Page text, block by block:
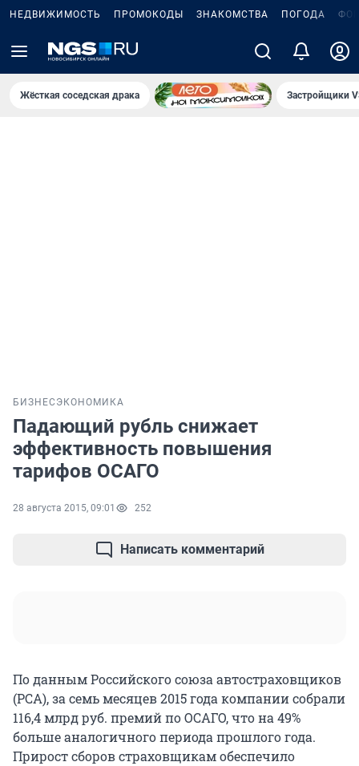
НЕДВИЖИМОСТЬ ПРОМОКОДЫ ЗНАКОМСТВА ПОГОДА
Жёсткая соседская драка Застройщики
БИЗНЕС ЭКОНОМИКА
Падающий рубль снижает
эффективность повышения
тарифов ОСАГО
28 августа 2015, 09:01 252
Написать комментарий
По данным Российского союза автостраховщиков
(РСА), за семь месяцев 2015 года компании собрали
116,4 млрд руб. премий по ОСАГО, что на 49%
больше аналогичного периода прошлого года.
Прирост сборов страховщикам обеспечило